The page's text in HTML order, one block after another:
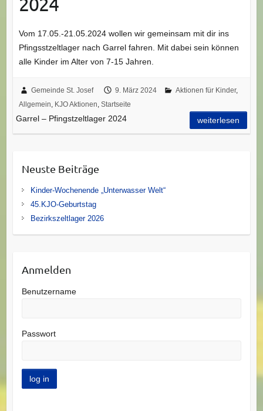
Vom 17.05.-21.05.2024 wollen wir gemeinsam mit dir ins
Pfingsstzeltlager nach Garrel fahren. Mit dabei sein können
alle Kinder im Alter von 7-15 Jahren.
Gemeinde St. Josef 9. März 2024 Aktionen für Kinder,
Allgemein, KJO Aktionen, Startseite
Garrel – Pfingstzeltlager 2024 weiterlesen
Neuste Beiträge
Kinder-Wochenende „Unterwasser Welt“
45.KJO-Geburtstag
Bezirkszeltlager 2026
Anmelden
Benutzername
Passwort